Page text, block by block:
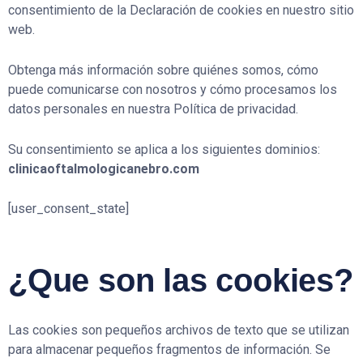
consentimiento de la Declaración de cookies en nuestro sitio
web.
Obtenga más información sobre quiénes somos, cómo
puede comunicarse con nosotros y cómo procesamos los
datos personales en nuestra Política de privacidad.
Su consentimiento se aplica a los siguientes dominios:
clinicaoftalmologicanebro.com
[user_consent_state]
¿Que son las cookies?
Las cookies son pequeños archivos de texto que se utilizan
para almacenar pequeños fragmentos de información. Se